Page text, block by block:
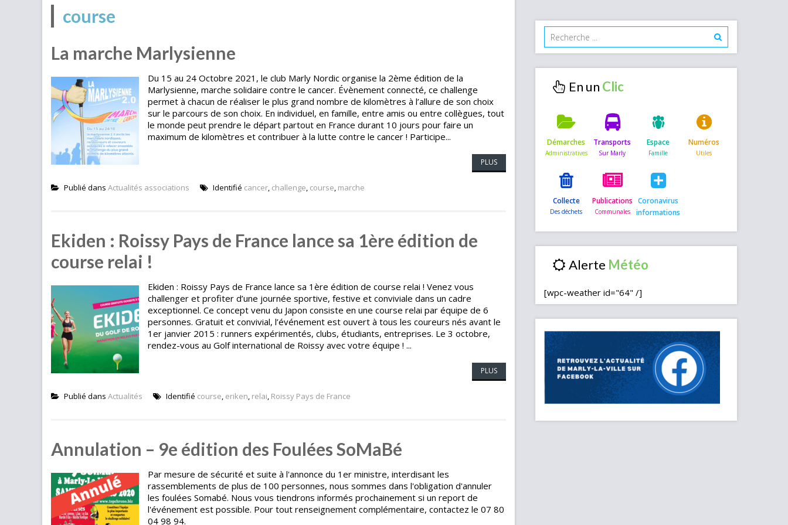
course
La marche Marlysienne
Du 15 au 24 Octobre 2021, le club Marly Nordic organise la 2ème édition de la
Marlysienne, marche solidaire contre le cancer. Évènement connecté, ce challenge
permet à chacun de réaliser le plus grand nombre de kilomètres à l’allure de son choix
sur le parcours de son choix. En individuel, en famille, entre amis ou entre collègues, tout
le monde peut prendre le départ partout en France durant 10 jours pour faire un
maximum de kilomètres et contribuer à la lutte contre le cancer ! Participe...
PLUS
Publié dans Actualités associations Identifié cancer, challenge, course, marche
Ekiden : Roissy Pays de France lance sa 1ère édition de
course relai !
Ekiden : Roissy Pays de France lance sa 1ère édition de course relai ! Venez vous
challenger et profiter d’une journée sportive, festive et conviviale dans un cadre
exceptionnel. Ce concept venu du Japon consiste en une course relai par équipe de 6
personnes. Gratuit et convivial, l’événement est ouvert à tous les coureurs nés avant le
1er janvier 2015 : runners expérimentés, clubs, étudiants, entreprises. Le 3 octobre,
rendez-vous au Golf international de Roissy avec votre équipe ! ...
PLUS
Publié dans Actualités Identifié course, eriken, relai, Roissy Pays de France
Annulation – 9e édition des Foulées SoMaBé
Par mesure de sécurité et suite à l'annonce du 1er ministre, interdisant les
rassemblements de plus de 100 personnes, nous sommes dans l'obligation d'annuler
les foulées Somabé. Nous vous tiendrons informés prochainement si un report de
l'événement est possible. Pour tout renseignement complémentaire, contactez le 07 80
04 98 94.
En un
Démarches Transports Espace Numéros
Collecte Publications Coronavirus
informations
Alerte
[wpc-weather id="64" /]